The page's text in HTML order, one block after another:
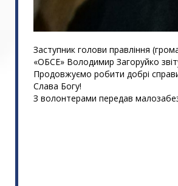
Заступник голови правління
«ОБСЕ» Володимир Загоруйко
Продовжуємо робити добрі
Слава Богу!
З волонтерами передав